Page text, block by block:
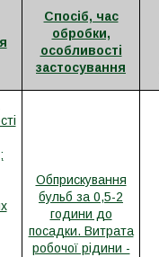
Спосіб, час
обробки,
особливості
застосування
Обприскування
бульб за 0,5-2
години до
посадки. Витрата
робочої рідини -